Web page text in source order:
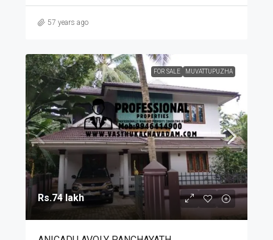
57 years ago
FOR SALE MUVATTUPUZHA
Rs.74 lakh